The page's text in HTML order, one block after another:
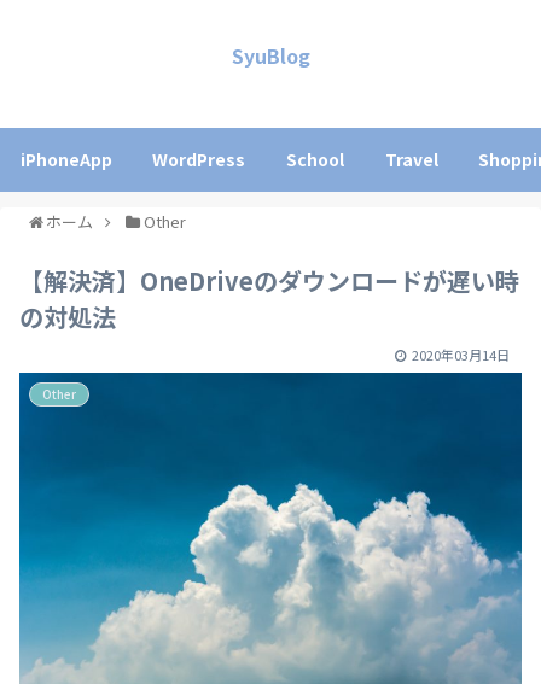
SyuBlog
iPhoneApp WordPress School Travel
ホーム Other
【解決済】OneDriveのダウンロードが遅い時
の対処法
2020年03月14日
Other